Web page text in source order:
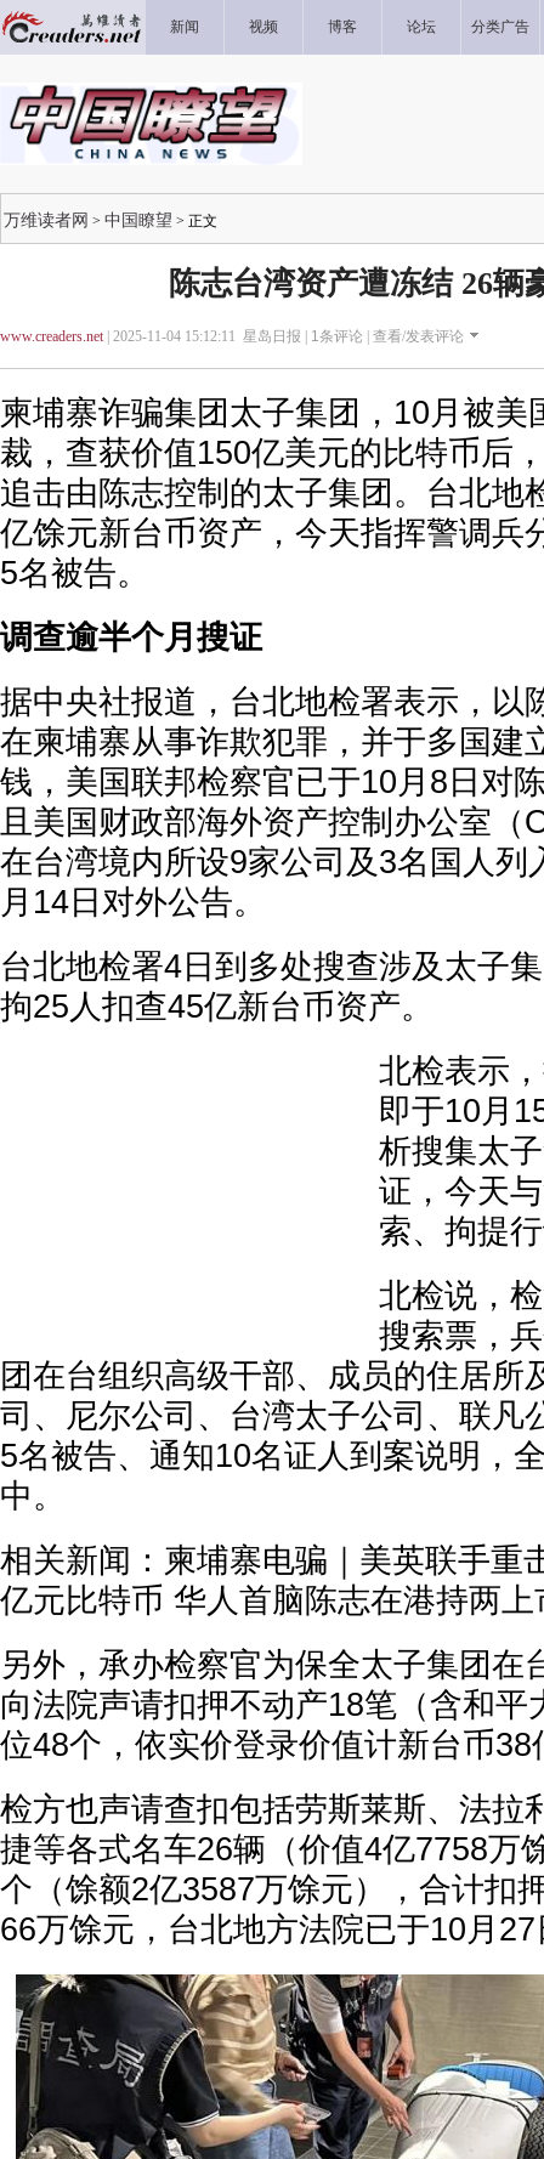
新闻 视频 博客 论坛 分类广告
万维读者网 > 中国瞭望 > 正文
陈志台湾资产遭冻结 26辆
www.creaders.net| 2025-11-04 15:12:11 星岛日报 | 1条评论 | 查看/发表评论
柬埔寨诈骗集团太子集团，10月被美
裁，查获价值150亿美元的比特币后
追击由陈志控制的太子集团。台北地
亿馀元新台币资产，今天指挥警调兵
5名被告。
调查逾半个月搜证
据中央社报道，台北地检署表示，以
在柬埔寨从事诈欺犯罪，并于多国建
钱，美国联邦检察官已于10月8日对
且美国财政部海外资产控制办公室（
在台湾境内所设9家公司及3名国人列
月14日对外公告。
台北地检署4日到多处搜查涉及太子
拘25人扣查45亿新台币资产。
北检表示
即于10月
析搜集太
证，今天
索、拘提
北检说，
搜索票，
团在台组织高级干部、成员的住居所
司、尼尔公司、台湾太子公司、联凡
5名被告、通知10名证人到案说明，
中。
相关新闻：柬埔寨电骗｜美英联手重
亿元比特币 华人首脑陈志在港持两上
另外，承办检察官为保全太子集团在
向法院声请扣押不动产18笔（含和平
位48个，依实价登录价值计新台币
检方也声请查扣包括劳斯莱斯、法拉
捷等各式名车26辆（价值4亿7758万
个（馀额2亿3587万馀元），合计扣
66万馀元，台北地方法院已于10月